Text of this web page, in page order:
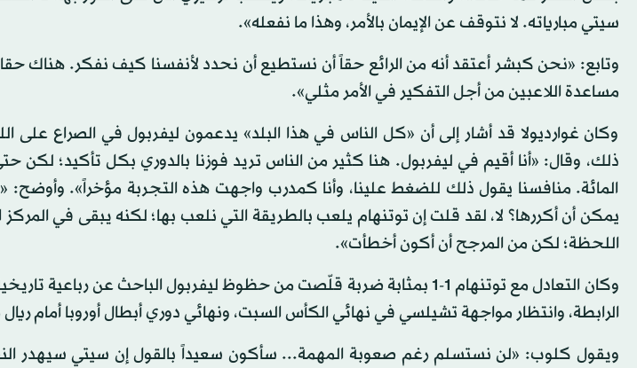
سيتي مبارياته. لا نتوقف عن الإيمان بالأمر، وهذا ما نفعله».
وتابع: «نحن كبشر أعتقد أنه من الرائع حقاً أن نستطيع أن نحدد لأنفسنا كيف نفكر. هناك
مساعدة اللاعبين من أجل التفكير في الأمر مثلي».
وكان غوارديولا قد أشار إلى أن «كل الناس في هذا البلد» يدعمون ليفربول في الصراع
المائة. منافسنا يقول ذلك للضغط علينا، وأنا كمدرب واجهت هذه التجربة مؤخراً».
يمكن أن أكررها؟ لا، لقد قلت إن توتنهام يلعب بالطريقة التي نلعب بها؛ لكنه يبقى في
اللحظة؛ لكن من المرجح أن أكون أخطأت».
وكان التعادل مع توتنهام 1-1 بمثابة ضربة قلّصت من حظوظ ليفربول الباحث عن
الرابطة، وانتظار مواجهة تشيلسي في نهائي الكأس السبت، ونهائي دوري أبطال أوروبا أمام
ويقول كلوب: «لن نستسلم رغم صعوبة المهمة... سأكون سعيداً بالقول إن سيتي سيهدر